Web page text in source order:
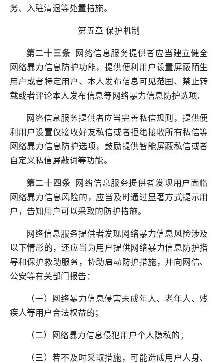
务、入驻清退等处置措施。
第五章 保护机制
第二十三条 网络信息服务提供者应当建立健全
网络暴力信息防护功能，提供便利用户设置屏蔽陌生
用户或者特定用户、本人发布信息可见范围、禁止转
载或者评论本人发布信息等网络暴力信息防护选项。
网络信息服务提供者应当完善私信规则，提供便
利用户设置仅接收好友私信或者拒绝接收所有私信等
网络暴力信息防护选项，鼓励提供智能屏蔽私信或者
自定义私信屏蔽词等功能。
第二十四条 网络信息服务提供者发现用户面临
网络暴力信息风险的，应当及时通过显著方式提示用
户，告知用户可以采取的防护措施。
网络信息服务提供者发现网络暴力信息风险涉及
以下情形的，还应当为用户提供网络暴力信息防护指
导和保护救助服务，协助启动防护措施，并向网信、
公安等有关部门报告：
（一）网络暴力信息侵害未成年人、老年人、残
疾人等用户合法权益的；
（二）网络暴力信息侵犯用户个人隐私的；
（三）若不及时采取措施，可能造成用户人身、